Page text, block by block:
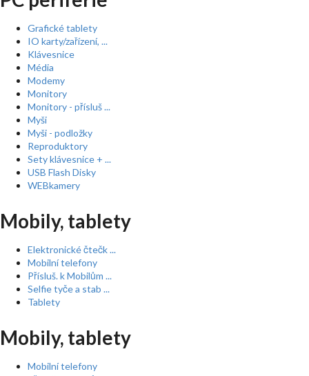
Grafické tablety
IO karty/zařízení, ...
Klávesnice
Média
Modemy
Monitory
Monitory - přísluš ...
Myši
Myši - podložky
Reproduktory
Sety klávesnice + ...
USB Flash Disky
WEBkamery
Mobily, tablety
Elektronické čtečk ...
Mobilní telefony
Přísluš. k Mobilům ...
Selfie tyče a stab ...
Tablety
Mobily, tablety
Mobilní telefony